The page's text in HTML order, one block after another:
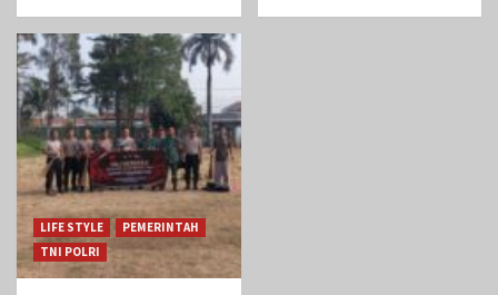
LIFE STYLE
PEMERINTAH
TNI POLRI